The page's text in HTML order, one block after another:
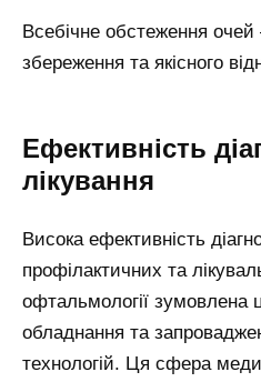
Всебічне обстеження очей
збереження та якісного
Ефективність
лікування
Висока ефективність
профілактичних та
офтальмології зумовлена
обладнання та
технологій. Ця сфера